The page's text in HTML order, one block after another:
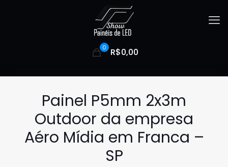
0 R$0,00
Painel P5mm 2x3m
Outdoor da empresa
Aéro Mídia em Franca –
SP